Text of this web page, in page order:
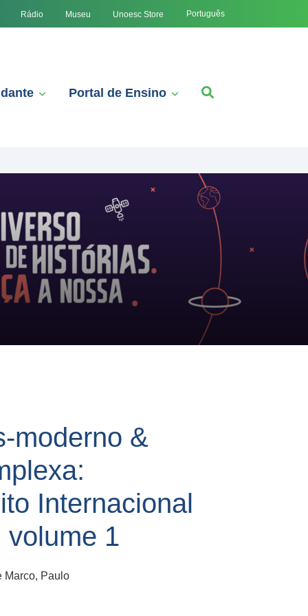
Rádio Museu Unoesc Store Português
Portal de Ensino
moderno &
Internacional
volume 1
Marco, Paulo